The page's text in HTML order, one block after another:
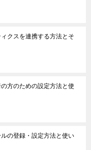
クスを連携する方法とそ
方のための設定方法と使
の登録・設定方法と使い